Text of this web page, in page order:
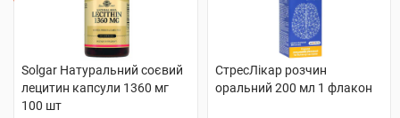
Solgar Натуральний соєвий
лецитин капсули 1360 мг
100 шт
СтресЛікар розчин
оральний 200 мл 1 флакон